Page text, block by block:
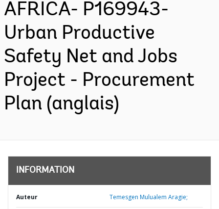
AFRICA- P169943-
Urban Productive
Safety Net and Jobs
Project - Procurement
Plan (anglais)
INFORMATION
Auteur Temesgen Mulualem Aragie;